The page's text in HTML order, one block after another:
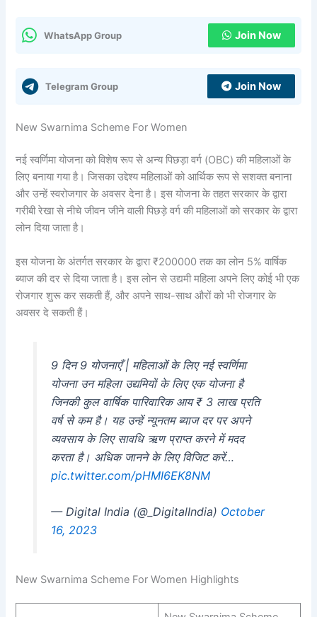
WhatsApp Group Join Now
Telegram Group Join Now
New Swarnima Scheme For Women
नई स्वर्णिमा योजना को विशेष रूप से अन्य पिछड़ा वर्ग (OBC) की महिलाओं के
लिए बनाया गया है। जिसका उद्देश्य महिलाओं को आर्थिक रूप से सशक्त बनाना
और उन्हें स्वरोजगार के अवसर देना है। इस योजना के तहत सरकार के द्वारा
गरीबी रेखा से नीचे जीवन जीने वाली पिछड़े वर्ग की महिलाओं को सरकार के द्वारा
लोन दिया जाता है।
इस योजना के अंतर्गत सरकार के द्वारा ₹200000 तक का लोन 5% वार्षिक
ब्याज की दर से दिया जाता है। इस लोन से उद्यमी महिला अपने लिए कोई भी एक
रोजगार शुरू कर सकती हैं, और अपने साथ-साथ औरों को भी रोजगार के
अवसर दे सकती हैं।
9 दिन 9 योजनाएँ | महिलाओं के लिए नई स्वर्णिमा
योजना उन महिला उद्यमियों के लिए एक योजना है
जिनकी कुल वार्षिक पारिवारिक आय ₹ 3 लाख प्रति
वर्ष से कम है। यह उन्हें न्यूनतम ब्याज दर पर अपने
व्यवसाय के लिए सावधि ऋण प्राप्त करने में मदद
करता है। अधिक जानने के लिए विजिट करें…
pic.twitter.com/pHMI6EK8NM
— Digital India (@_DigitalIndia) October
16, 2023
New Swarnima Scheme For Women Highlights